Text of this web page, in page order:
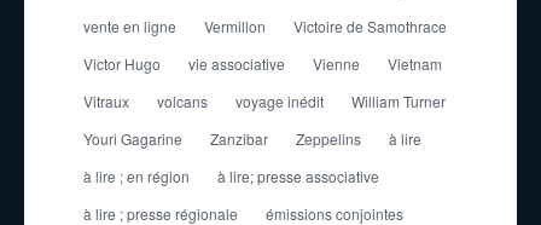
vente en ligne
Vermillon
Victoire de Samothrace
Victor Hugo
vie associative Vienne
Vietnam
Vitraux
volcans voyage inédit
William Turner
Youri Gagarine
Zanzibar Zeppelins
à lire
à lire ; en région
à lire; presse associative
à lire ; presse régionale
émissions conjointes